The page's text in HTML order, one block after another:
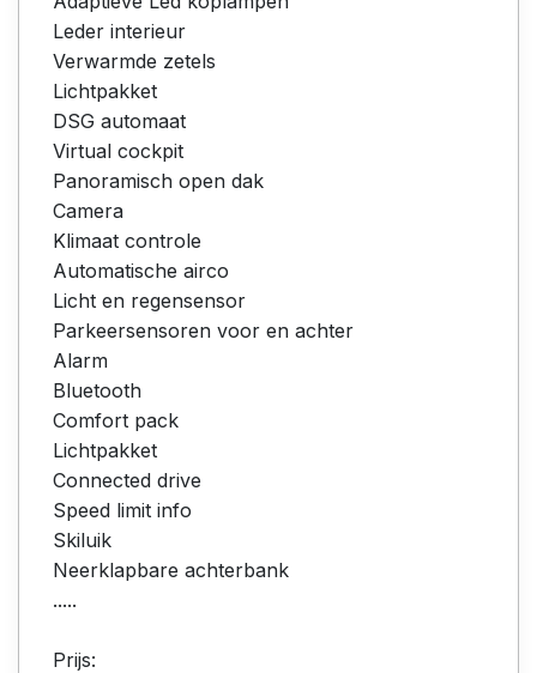
Leder interieur
Verwarmde zetels
Lichtpakket
DSG automaat
Virtual cockpit
Panoramisch open dak
Camera
Klimaat controle
Automatische airco
Licht en regensensor
Parkeersensoren voor en achter
Alarm
Bluetooth
Comfort pack
Lichtpakket
Connected drive
Speed limit info
Skiluik
Neerklapbare achterbank
.....
Prijs: